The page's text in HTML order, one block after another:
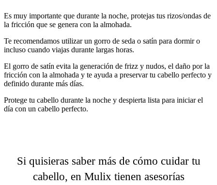
Es muy importante que durante la noche, protejas tus rizos/ondas de
la fricción que se genera con la almohada.
Te recomendamos utilizar un gorro de seda o satín para dormir o
incluso cuando viajas durante largas horas.
El gorro de satín evita la generación de frizz y nudos, el daño por la
fricción con la almohada y te ayuda a preservar tu cabello perfecto y
definido durante más días.
Protege tu cabello durante la noche y despierta lista para iniciar el
día con un cabello perfecto.
Si quisieras saber más de cómo cuidar tu
cabello, en Mulix tienen asesorías